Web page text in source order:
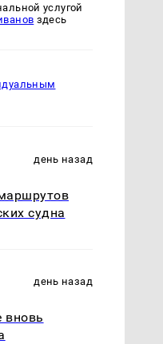
услугой
здесь
день назад
судна
день назад